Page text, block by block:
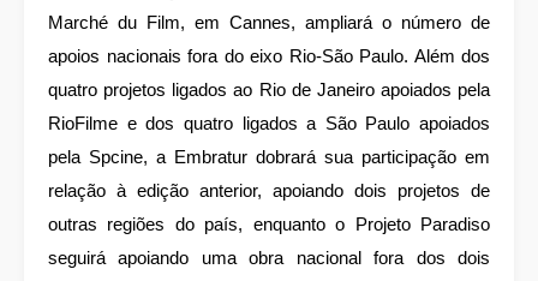
Marché du Film, em Cannes, ampliará o número de
apoios nacionais fora do eixo Rio-São Paulo. Além dos
quatro projetos ligados ao Rio de Janeiro apoiados pela
RioFilme e dos quatro ligados a São Paulo apoiados
pela Spcine, a Embratur dobrará sua participação em
relação à edição anterior, apoiando dois projetos de
outras regiões do país, enquanto o Projeto Paradiso
seguirá apoiando uma obra nacional fora dos dois